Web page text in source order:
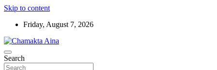
Skip to content
Friday, August 7, 2026
Chamakta Aina
Hindi News Paper – Jharkhand
Search